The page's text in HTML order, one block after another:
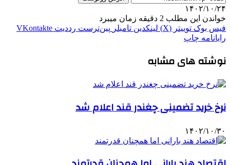
۱۴۰۲/۱۰/۲۴
خواندن این مطلب 2 دقیقه زمان میبرد
فیس بوک توییتر (X) لینکدین ‫تامبلر ‫پین‌ترست ‫رددیت ‫VKontakte
رایانامه چاپ
نوشته های مشابه
نرخ خرید تضمینی چغندر قند اعلام شد
۱۴۰۲/۱۰/۳۰